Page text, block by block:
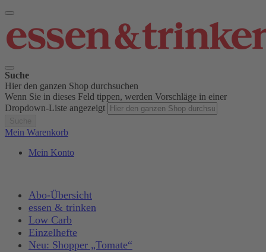
Suche
Hier den ganzen Shop durchsuchen
Wenn Sie in dieses Feld tippen, werden Vorschläge in einer
Dropdown-Liste angezeigt
Mein Warenkorb
Mein Konto
Abo-Übersicht
essen & trinken
Low Carb
Einzelhefte
Neu: Shopper „Tomate“